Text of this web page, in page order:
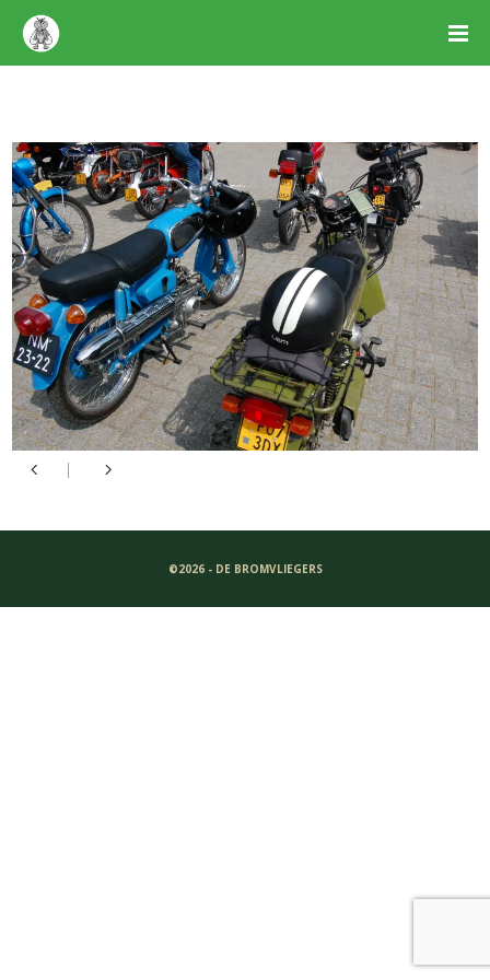
©2026 - DE BROMVLIEGERS